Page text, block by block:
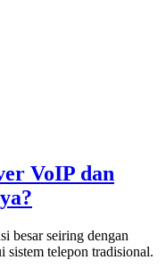
VoIP dan
besar seiring dengan
sistem telepon tradisional.